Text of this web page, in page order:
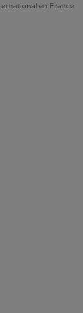
en France